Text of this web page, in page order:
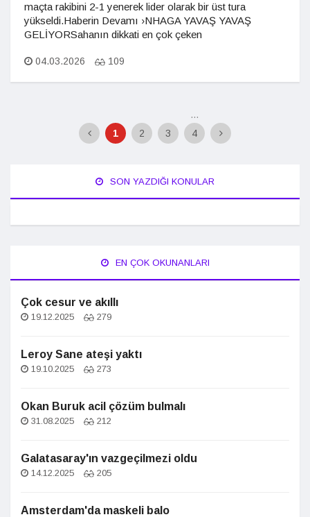
maçta rakibini 2-1 yenerek lider olarak bir üst tura
yükseldi.Haberin Devamı ›NHAGA YAVAŞ YAVAŞ
GELİYORSahanın dikkati en çok çeken
04.03.2026 109
1 2 3
...
4
SON YAZDIĞI KONULAR
EN ÇOK OKUNANLARI
Çok cesur ve akıllı
19.12.2025 279
Leroy Sane ateşi yaktı
19.10.2025 273
Okan Buruk acil çözüm bulmalı
31.08.2025 212
Galatasaray'ın vazgeçilmezi oldu
14.12.2025 205
Amsterdam'da maskeli balo